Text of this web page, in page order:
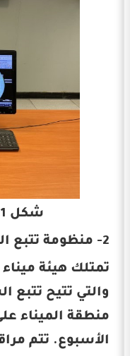
شكل 1: منظومة الـLRIT
2- منظومة تتبع السفن الأوتوماتيكي (AIS)
والتي تتيح تتبع
منطقة الميناء
الأسبوع. تتم